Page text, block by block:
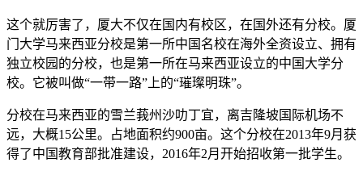
这个就厉害了，厦大不仅在国内有校区，在国外还有分校。厦
门大学马来西亚分校是第一所中国名校在海外全资设立、拥有
独立校园的分校，也是第一所在马来西亚设立的中国大学分
校。它被叫做“一带一路”上的“璀璨明珠”。
分校在马来西亚的雪兰莪州沙叻丁宜，离吉隆坡国际机场不
远，大概15公里。占地面积约900亩。这个分校在2013年9月获
得了中国教育部批准建设，2016年2月开始招收第一批学生。